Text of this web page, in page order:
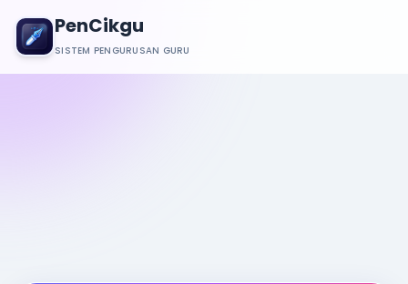
PenCikgu
SISTEM PENGURUSAN GURU